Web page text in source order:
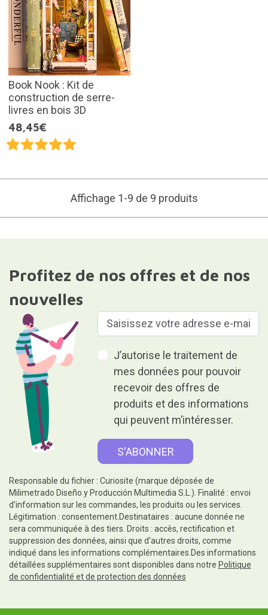
Book Nook : Kit de
construction de serre-
livres en bois 3D
48,45€
Affichage 1-9 de 9 produits
Profitez de nos offres et de nos
nouvelles
J’autorise le traitement de
mes données pour pouvoir
recevoir des offres de
produits et des informations
qui peuvent m’intéresser.
Responsable du fichier : Curiosite (marque déposée de
Milimetrado Diseño y Producción Multimedia S.L.). Finalité : envoi
d'information sur les commandes, les produits ou les services.
Légitimation : consentement.Destinataires : aucune donnée ne
sera communiquée à des tiers. Droits : accès, rectification et
suppression des données, ainsi que d'autres droits, comme
indiqué dans les informations complémentaires.Des informations
détaillées supplémentaires sont disponibles dans notre Politique
de confidentialité et de protection des données